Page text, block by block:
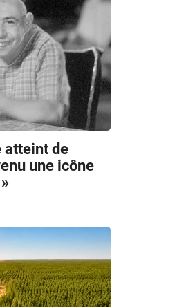
atteint de
une icône